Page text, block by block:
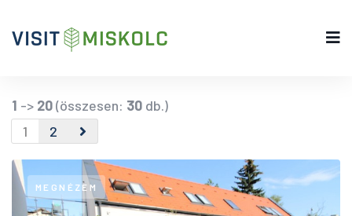
1 -> 20(összesen: 30 db.)
1
2
MEGNÉZEM